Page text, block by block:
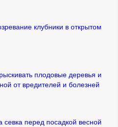
клубники в открытом
плодовые деревья и
от вредителей и болезней
севка перед посадкой весной